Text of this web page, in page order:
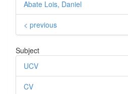
Abate Lois, Daniel
< previous
Subject
UCV
CV